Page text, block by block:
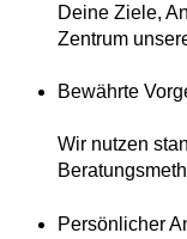
Deine Ziele,
Zentrum
Bewährte
Wir nutzen
Persönlicher